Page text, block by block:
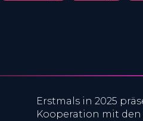
Erstmals in 2025
Kooperation mit den